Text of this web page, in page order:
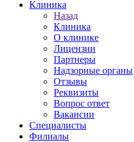
Клиника
Назад
Клиника
О клинике
Лицензии
Партнеры
Надзорные органы
Отзывы
Реквизиты
Вопрос ответ
Вакансии
Специалисты
Филиалы